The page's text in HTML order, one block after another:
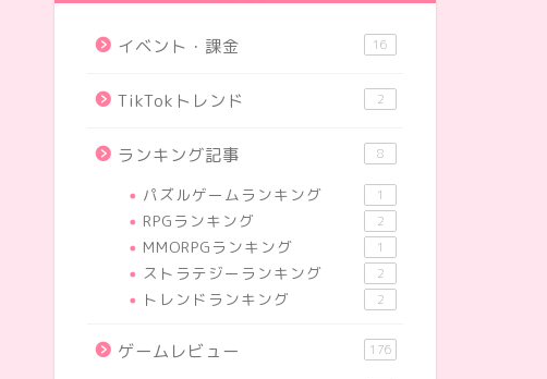
イベント・課金 16
TikTokトレンド 2
ランキング記事 8
パズルゲームランキング 1
RPGランキング 2
MMORPGランキング 1
ストラテジーランキング 2
トレンドランキング 2
ゲームレビュー 176